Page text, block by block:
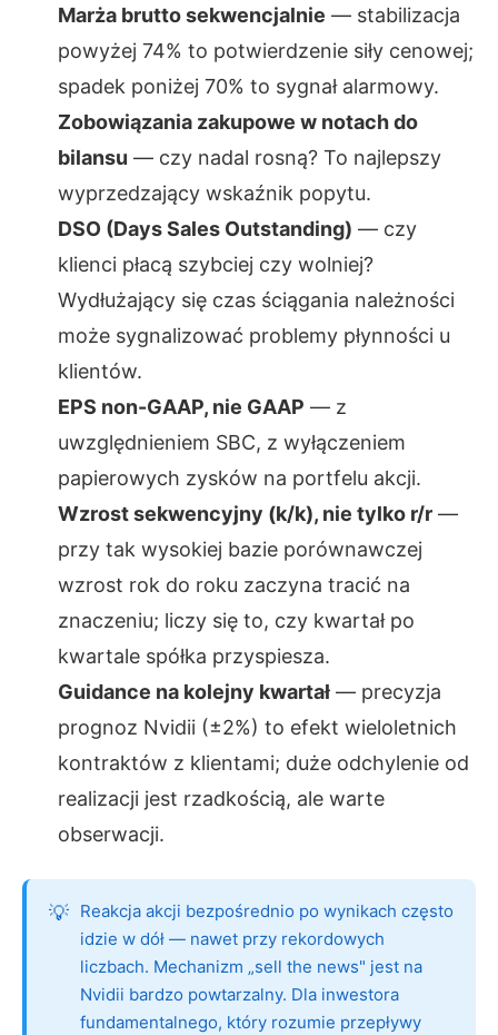
Marża brutto sekwencjalnie — stabilizacja
powyżej 74% to potwierdzenie siły cenowej;
spadek poniżej 70% to sygnał alarmowy.
Zobowiązania zakupowe w notach do
bilansu — czy nadal rosną? To najlepszy
wyprzedzający wskaźnik popytu.
DSO (Days Sales Outstanding) — czy
klienci płacą szybciej czy wolniej?
Wydłużający się czas ściągania należności
może sygnalizować problemy płynności u
klientów.
EPS non-GAAP, nie GAAP — z
uwzględnieniem SBC, z wyłączeniem
papierowych zysków na portfelu akcji.
Wzrost sekwencyjny (k/k), nie tylko r/r —
przy tak wysokiej bazie porównawczej
wzrost rok do roku zaczyna tracić na
znaczeniu; liczy się to, czy kwartał po
kwartale spółka przyspiesza.
Guidance na kolejny kwartał — precyzja
prognoz Nvidii (±2%) to efekt wieloletnich
kontraktów z klientami; duże odchylenie od
realizacji jest rzadkością, ale warte
obserwacji.
Reakcja akcji bezpośrednio po wynikach często
idzie w dół — nawet przy rekordowych
liczbach. Mechanizm „sell the news" jest na
Nvidii bardzo powtarzalny. Dla inwestora
fundamentalnego, który rozumie przepływy